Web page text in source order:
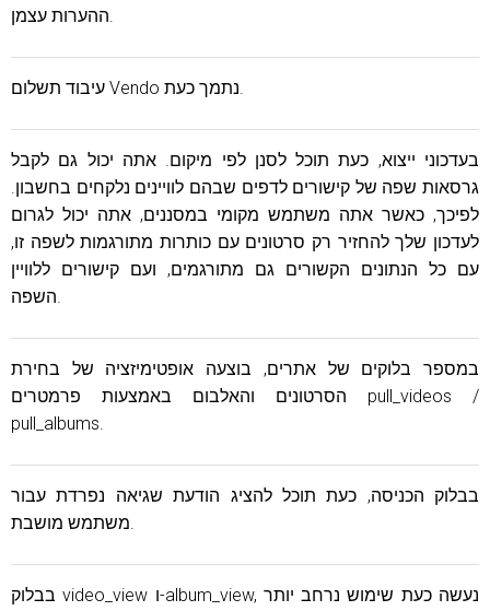
ההערות עצמן.
עיבוד תשלום Vendo נתמך כעת.
בעדכוני ייצוא, כעת תוכל לסנן לפי מיקום. אתה יכול גם לקבל
גרסאות שפה של קישורים לדפים שבהם לוויינים נלקחים בחשבון.
לפיכך, כאשר אתה משתמש מקומי במסננים, אתה יכול לגרום
לעדכון שלך להחזיר רק סרטונים עם כותרות מתורגמות לשפה זו,
עם כל הנתונים הקשורים גם מתורגמים, ועם קישורים ללוויין
השפה.
במספר בלוקים של אתרים, בוצעה אופטימיזציה של בחירת
הסרטונים והאלבום באמצעות פרמטרים pull_videos /
pull_albums.
בבלוק הכניסה, כעת תוכל להציג הודעת שגיאה נפרדת עבור
משתמש מושבת.
בבלוק video_view ו-album_view, נעשה כעת שימוש נרחב יותר